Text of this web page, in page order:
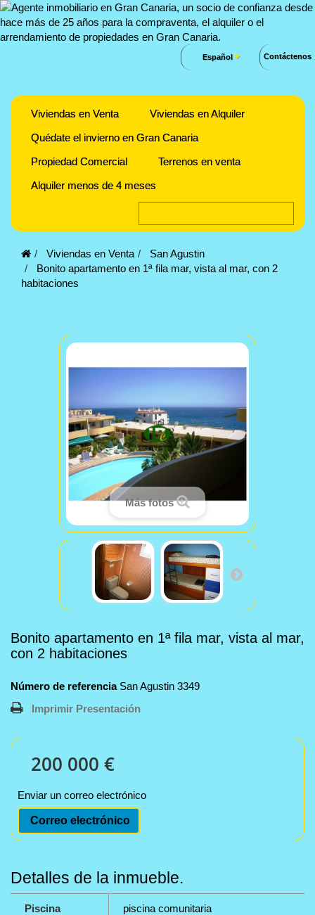
Contáctenos
Español
Viviendas en Venta
Viviendas en Alquiler
Quédate el invierno en Gran Canaria
Propiedad Comercial
Terrenos en venta
Alquiler menos de 4 meses
Viviendas en Venta
San Agustin
Bonito apartamento en 1ª fila mar, vista al mar, con 2
habitaciones
Más fotos
Bonito apartamento en 1ª fila mar, vista al mar,
con 2 habitaciones
Número de referencia San Agustin 3349
Imprimir Presentación
200 000 €
Enviar un correo electrónico
Correo electrónico
Detalles de la inmueble.
Piscina piscina comunitaria